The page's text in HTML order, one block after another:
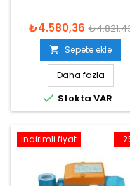
₺4.580,36
 Sepete ekle
Daha fazla
 Stokta VAR
-
İndirimli fiyat